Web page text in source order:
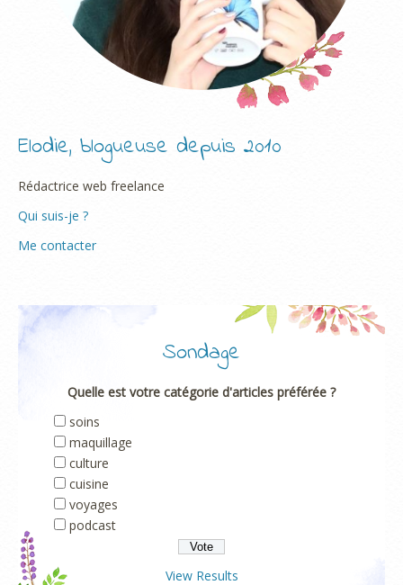
Elodie, blogueuse depuis 2010
Rédactrice web freelance
Qui suis-je ?
Me contacter
Sondage
Quelle est votre catégorie d'articles préférée ?
soins
maquillage
culture
cuisine
voyages
podcast
View Results